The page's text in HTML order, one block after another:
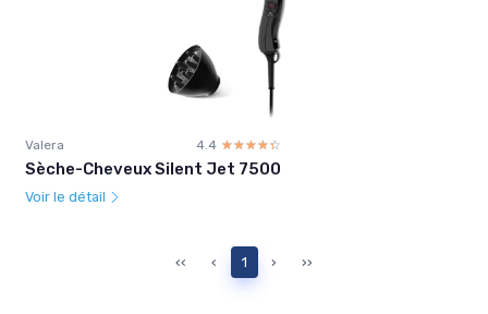
Valera 4.4 ☆☆☆☆☆
★★★★★
Sèche-Cheveux Silent Jet 7500
Voir le détail
‹‹ ‹ 1 › ››